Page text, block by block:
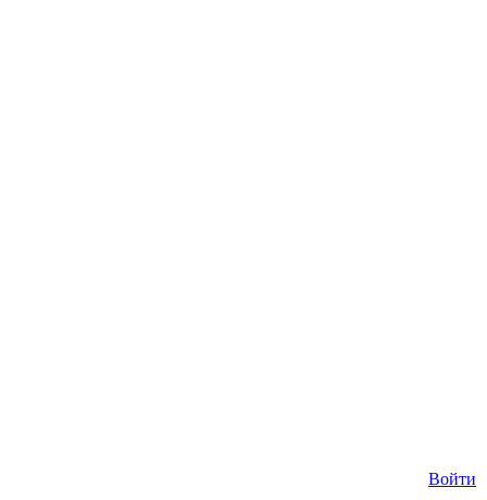
Войти